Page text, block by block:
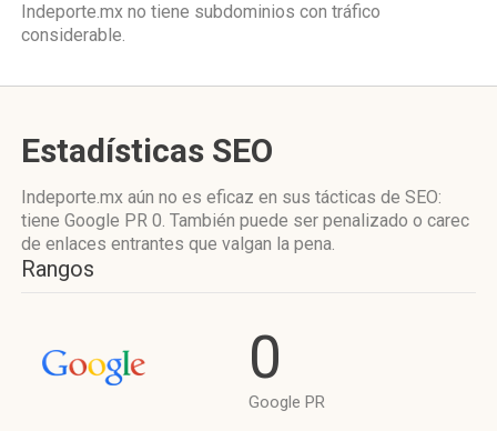
Indeporte.mx no tiene subdominios con tráfico
considerable.
Estadísticas SEO
Indeporte.mx aún no es eficaz en sus tácticas de SEO:
tiene Google PR 0. También puede ser penalizado o carec
de enlaces entrantes que valgan la pena.
Rangos
0
Google PR